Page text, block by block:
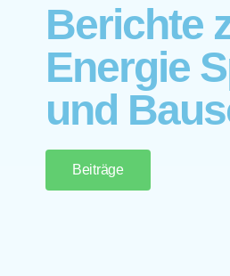
Berichte
Energie
und
Beiträge